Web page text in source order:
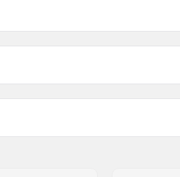
Gender: